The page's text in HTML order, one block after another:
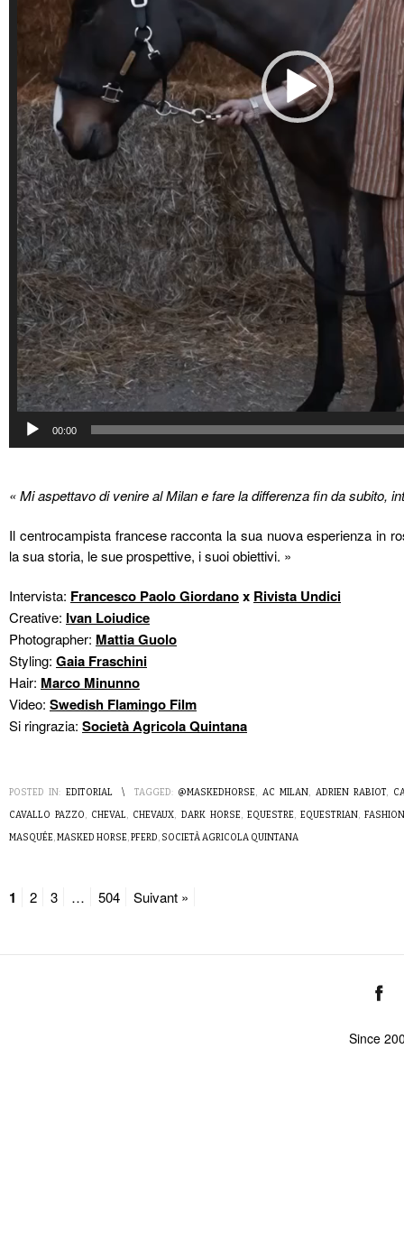
00:00
« Mi aspettavo di venire al Milan e fare la differenza fin da subito,
Il centrocampista francese racconta la sua nuova esperienza in
la sua storia, le sue prospettive, i suoi obiettivi. »
Intervista: Francesco Paolo Giordanox Rivista Undici
Creative: Ivan Loiudice
Photographer: Mattia Guolo
Styling: Gaia Fraschini
Hair: Marco Minunno
Video: Swedish Flamingo Film
Si ringrazia: Società Agricola Quintana
POSTED IN: EDITORIAL \ TAGGED: @MASKEDHORSE, AC MILAN, ADRIEN RABIOT,
CAVALLO PAZZO, CHEVAL, CHEVAUX, DARK HORSE, EQUESTRE,EQUESTRIAN,
MASQUÉE,MASKED HORSE,PFERD, SOCIETÀ AGRICOLA QUINTANA
1 2 3 … 504 Suivant »
Since